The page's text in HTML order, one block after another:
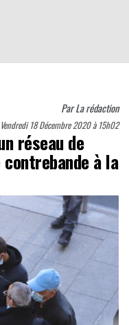
ParLa rédaction
Vendredi 18 Décembre 2020 à 15h02
réseau de
à la